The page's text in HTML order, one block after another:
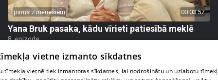
pirms 7 mēnešiem 00:03:57
Yana Bruk pasaka, kādu vīrieti patiesībā meklē
8. epizode
vietne izmanto sīkdatnes
tīmekļa vietnē tiek izmantotas sīkdatnes, lai nodrošinātu un uzlabotu